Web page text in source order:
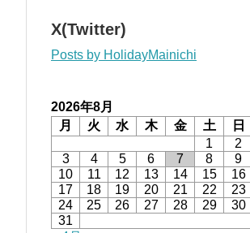
X(Twitter)
Posts by HolidayMainichi
2026年8月
月
火 水 木 金 土
日
1
2
3
4 5 6 7 8
9
10
11 12 13 14 15
16
17
18 19 20 21 22
23
24
25 26 27 28 29
30
31